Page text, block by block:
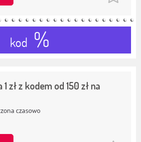
kod %
zł z kodem od 150 zł na
czasowo